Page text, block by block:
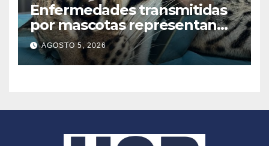
Enfermedades transmitidas
por mascotas representan
una creciente amenaza para
los felinos silvestres en
América Latina
AGOSTO 5, 2026